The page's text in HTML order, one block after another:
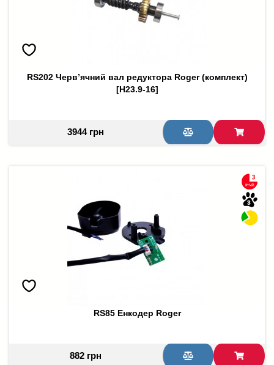
RS202 Черв’ячний вал редуктора Roger (комплект)
[H23.9-16]
3944 грн
RS85 Енкодер Roger
882 грн